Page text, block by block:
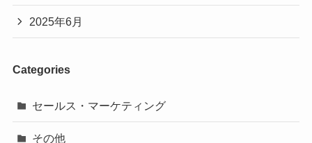
2025年6月
Categories
セールス・マーケティング
その他